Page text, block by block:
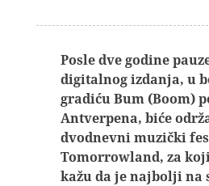
Posle dve godine
digitalnog izdanja, u
gradiću Bum (Boom)
Antverpena, biće
dvodnevni muzički
Tomorrowland, za
kažu da je najbolji na